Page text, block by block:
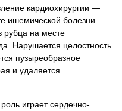
кардиохирургии —
ишемической болезни
рубца на месте
Нарушается целостность
пузыреобразное
и удаляется
играет сердечно-